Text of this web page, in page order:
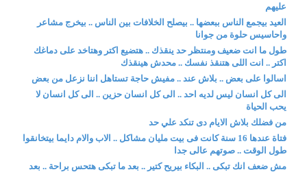
عليهم
العيد بيجمع الناس ببعضها .. بيصلح الخلافات بين الناس .. بيخرج مشاعر
واحاسيس حلوة من جوانا
طول ما انت ضعيف ومنتظر حد ينقذك .. هتضيع اكتر وهتاخد على دماغك
اكتر .. انت اللى هتنقذ نفسك .. محدش هينقذك
اسالوا على بعض .. بلاش عند .. مفيش حاجة تستاهل اننا نزعل من بعض
الى كل انسان ليس لديه احد .. الى كل انسان حزين .. الى كل انسان لا
يحب الحياة
من فضلك بلاش الايام دى تنكد علي حد
فتاة عندها 16 سنة كانت فى بيت مليان مشاكل .. الاب والام دايما بيتخانقوا
طول الوقت .. صوتهم عالى جدا
مش ضعف انك تبكى .. البكاء بيريح كتير .. بعد ما تبكى هتحس براحة .. بعد